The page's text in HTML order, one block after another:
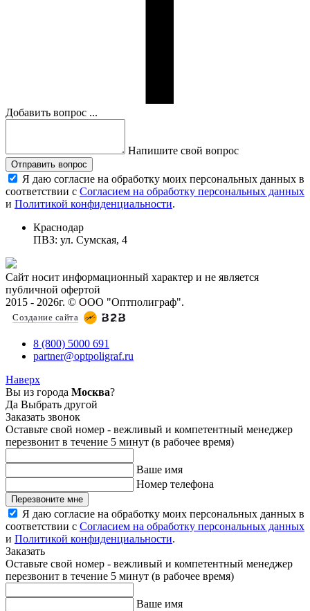
Добавить вопрос ...
Напишите свой вопрос
Отправить вопрос
Я даю согласие на обработку моих персональных данных в
соответствии с Согласием на обработку персональных данных
и Политикой конфиденциальности.
Краснодар
ПВЗ: ул. Сумская, 4
Сайт носит информационный характер и не является
публичной офертой
2015 - 2026г. © ООО "Оптполиграф".
Создание сайта
8 (800) 5000 691
partner@optpoligraf.ru
Наверх
Вы из города Москва?
Да Выбрать другой
Заказать звонок
Оставьте свой номер - вежливый и компетентный менеджер
перезвонит в течение 5 минут (в рабочее время)
Ваше имя
Номер телефона
Перезвоните мне
Я даю согласие на обработку моих персональных данных в
соответствии с Согласием на обработку персональных данных
и Политикой конфиденциальности.
Заказать
Оставьте свой номер - вежливый и компетентный менеджер
перезвонит в течение 5 минут (в рабочее время)
Ваше имя